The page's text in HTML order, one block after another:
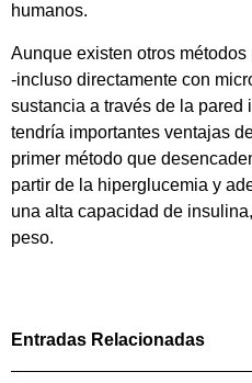
humanos.
Aunque existen otros
-incluso directamente con
sustancia a través de la pared
tendría importantes ventajas
primer método que
partir de la hiperglucemia y
una alta capacidad de
peso.
Entradas Relacionadas